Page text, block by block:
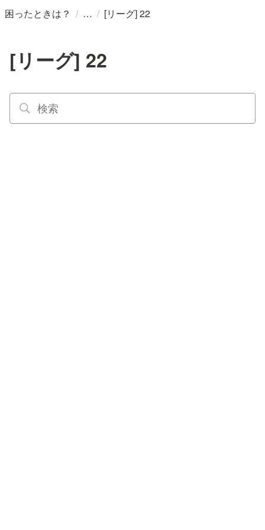
困ったときは？ / / [リーグ] 22
[リーグ] 22